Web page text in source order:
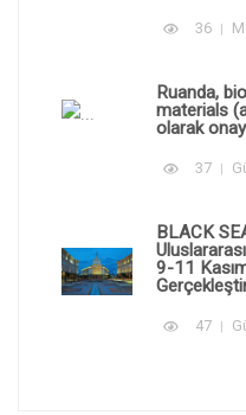
36
Ruanda,
materials
olarak
37
BLACK
9-11
47